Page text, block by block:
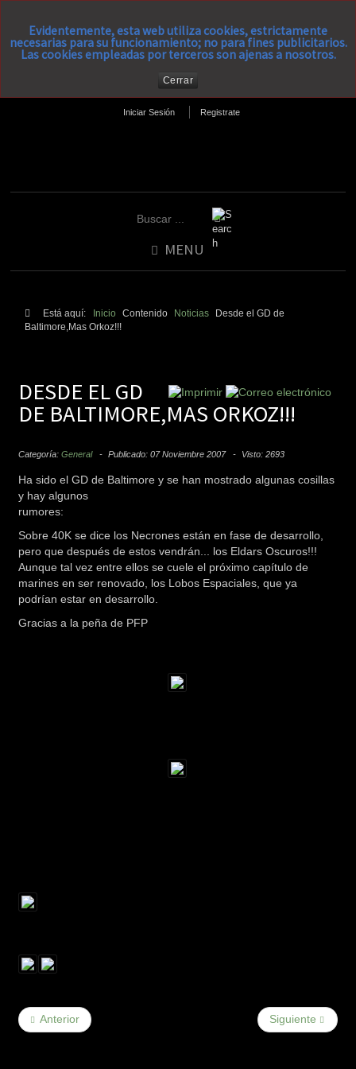
Evidentemente, esta web utiliza cookies, estrictamente
necesarias para su funcionamiento; no para fines publicitarios.
Las cookies empleadas por terceros son ajenas a nosotros.
Cerrar
Iniciar Sesión Registrate
MENU
Está aquí: Inicio Contenido Noticias
Desde el GD de
Baltimore,Mas Orkoz!!!
DESDE EL GD
DE BALTIMORE,MAS ORKOZ!!!
Categoría:General Publicado: 07 Noviembre 2007 Visto: 2693
Ha sido el GD de Baltimore y se han mostrado algunas cosillas
y hay algunos
rumores:
Sobre 40K se dice los Necrones están en fase de desarrollo,
pero que después de estos vendrán... los Eldars Oscuros!!!
Aunque tal vez entre ellos se cuele el próximo capítulo de
marines en ser renovado, los Lobos Espaciales, que ya
podrían estar en desarrollo.
Gracias a la peña de PFP
Anterior Siguiente